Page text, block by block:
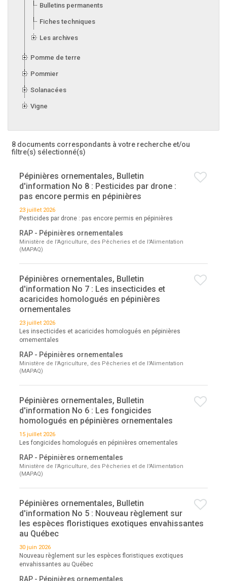
Bulletins permanents
Fiches techniques
Les archives
Pomme de terre
Pommier
Solanacées
Vigne
8 documents correspondants à votre recherche et/ou
filtre(s) sélectionné(s)
Pépinières ornementales, Bulletin
d'information No 8 : Pesticides par drone :
pas encore permis en pépinières
23 juillet 2026
Pesticides par drone : pas encore permis en pépinières
RAP - Pépinières ornementales
Ministère de l'Agriculture, des Pêcheries et de l'Alimentation
(MAPAQ)
Pépinières ornementales, Bulletin
d'information No 7 : Les insecticides et
acaricides homologués en pépinières
ornementales
23 juillet 2026
Les insecticides et acaricides homologués en pépinières
ornementales
RAP - Pépinières ornementales
Ministère de l'Agriculture, des Pêcheries et de l'Alimentation
(MAPAQ)
Pépinières ornementales, Bulletin
d'information No 6 : Les fongicides
homologués en pépinières ornementales
15 juillet 2026
Les fongicides homologués en pépinières ornementales
RAP - Pépinières ornementales
Ministère de l'Agriculture, des Pêcheries et de l'Alimentation
(MAPAQ)
Pépinières ornementales, Bulletin
d'information No 5 : Nouveau règlement sur
les espèces floristiques exotiques envahissantes
au Québec
30 juin 2026
Nouveau règlement sur les espèces floristiques exotiques
envahissantes au Québec
RAP - Pépinières ornementales